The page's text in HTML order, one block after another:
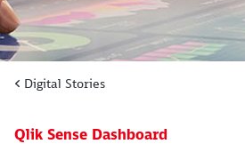
Digital Stories
Qlik Sense Dashboard